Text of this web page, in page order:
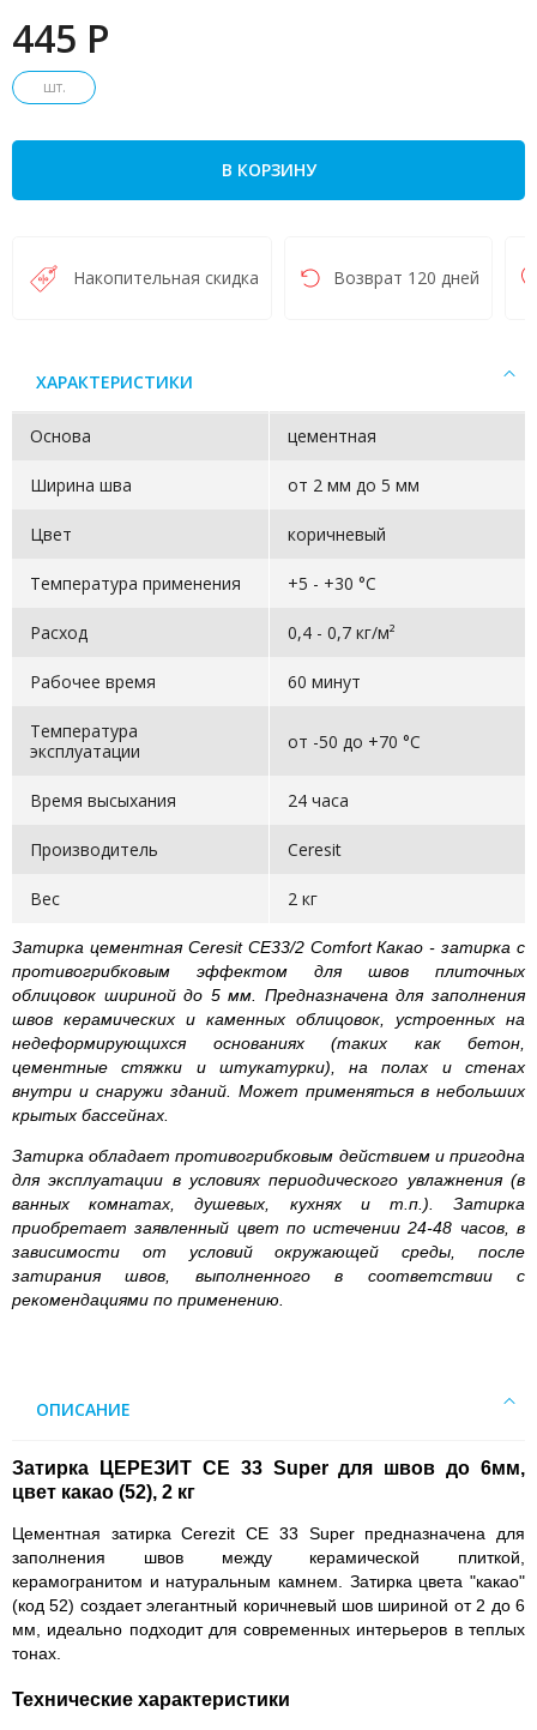
445 P
шт.
В КОРЗИНУ
Накопительная скидка Возврат 120 дней
ХАРАКТЕРИСТИКИ
Основа цементная
Ширина шва от 2 мм до 5 мм
Цвет коричневый
Температура применения +5 - +30 °С
Расход 0,4 - 0,7 кг/м²
Рабочее время 60 минут
Температура
эксплуатации
от -50 до +70 °С
Время высыхания 24 часа
Производитель Ceresit
Вес 2 кг
Затирка цементная Ceresit СЕ33/2 Comfort Какао - затирка с
противогрибковым эффектом для швов плиточных
облицовок шириной до 5 мм. Предназначена для заполнения
швов керамических и каменных облицовок, устроенных на
недеформирующихся основаниях (таких как бетон,
цементные стяжки и штукатурки), на полах и стенах
внутри и снаружи зданий. Может применяться в небольших
крытых бассейнах.
Затирка обладает противогрибковым действием и пригодна
для эксплуатации в условиях периодического увлажнения (в
ванных комнатах, душевых, кухнях и т.п.). Затирка
приобретает заявленный цвет по истечении 24-48 часов, в
зависимости от условий окружающей среды, после
затирания швов, выполненного в соответствии с
рекомендациями по применению.
ОПИСАНИЕ
Затирка ЦЕРЕЗИТ CE 33 Super для швов до 6мм,
цвет какао (52), 2 кг
Цементная затирка Cerezit CE 33 Super предназначена для
заполнения швов между керамической плиткой,
керамогранитом и натуральным камнем. Затирка цвета "какао"
(код 52) создает элегантный коричневый шов шириной от 2 до 6
мм, идеально подходит для современных интерьеров в теплых
тонах.
Технические характеристики